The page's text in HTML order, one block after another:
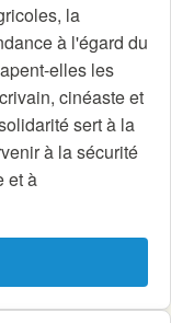
la
à l'égard du
elles les
cinéaste et
sert à la
à la sécurité
et à